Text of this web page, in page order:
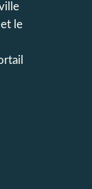
le